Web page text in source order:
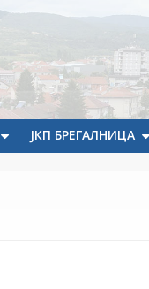
ЈКП БРЕГАЛНИЦА